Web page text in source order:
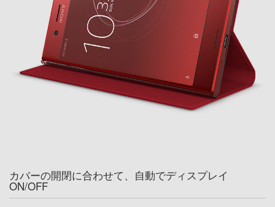
カバーの開閉に合わせて、自動でディスプレイ
ON/OFF